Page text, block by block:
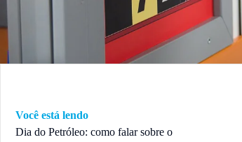
Você está lendo
Dia do Petróleo: como falar sobre o